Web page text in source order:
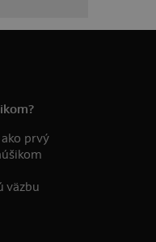
prvý
väzbu